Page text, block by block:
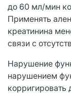
до 60 мл/мин
Применять
креатинина
связи с
Нарушение
нарушением
корригировать